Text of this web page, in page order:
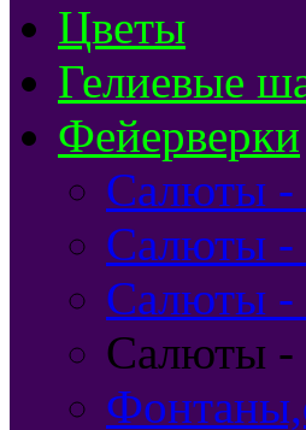
Цветы
Гелиевые
Фейерверки
Салюты -
Салюты -
Салюты -
Салюты -